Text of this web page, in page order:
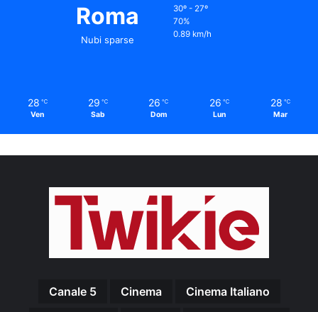
Roma
Nubi sparse
30º - 27º
70%
0.89 km/h
28 ℃
Ven
29 ℃
Sab
26 ℃
Dom
26 ℃
Lun
28 ℃
Mar
Canale 5 Cinema
Cinema Italiano